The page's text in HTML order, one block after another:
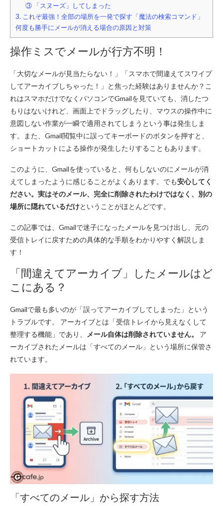
③ 「スヌーズ」してしまった
3. これぞ最強！全部の場所を一発で探す「魔法の検索コマンド」
何度も勝手にメールが消える場合の原因と対策
操作ミスでメールが行方不明！
「大切なメールが見当たらない！」「スマホで間違えてスワイプ
してアーカイブしちゃった！」と焦った経験はありませんか？こ
れはスマホだけでなくパソコンでGmailを見ていても、消したつ
もりはないけれど、画面上でドラッグしたり、マウスの操作中に
意図しない作業が一瞬で適用されてしまうという事は発生しま
す。また、Gmail閲覧中に誤ってキーボードのボタンを押すと、
ショートカットによる操作が発生したりすることもあります。
このように、Gmailを使っていると、何もしないのにメールが消
えてしまったように感じることがよくあります。でも安心してく
ださい。実はそのメール、完全に削除されたわけではなく、別の
場所に隠れているだけということがほとんどです。
この記事では、Gmailで迷子になったメールを見つけ出し、元の
受信トレイに戻すための具体的な手順をわかりやすく解説しま
す！
「間違えてアーカイブ」したメールはど
こにある？
Gmailで最も多いのが「誤ってアーカイブしてしまった」という
トラブルです。 アーカイブとは「受信トレイから見えなくして
整理する機能」であり、
メール自体は削除されていません。
ア
ーカイブされたメールは「すべてのメール」という場所に保管さ
れています。
「すべてのメール」から探す方法